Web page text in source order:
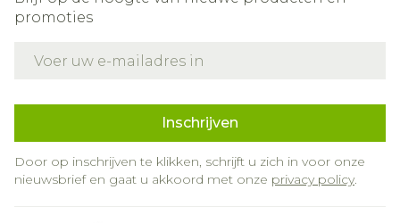
promoties
Inschrijven
Door op inschrijven te klikken, schrijft u zich in voor onze
nieuwsbrief en gaat u akkoord met onze privacy policy.